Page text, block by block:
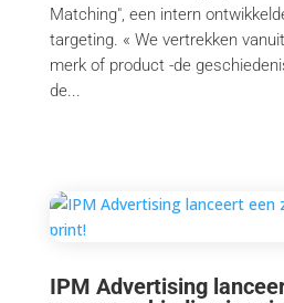
Matching", een intern
targeting. « We vertrekken
merk of product -de
de...
IPM Advertising